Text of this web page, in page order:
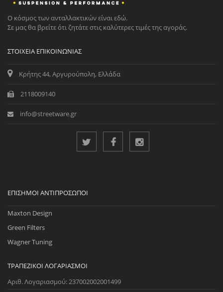
Ο κόσμος των ανταλλακτικών είναι εδώ.
Σε μας θα βρείτε ότι ζητάτε στις καλύτερες τιμές της αγοράς.
ΣΤΟΙΧΕΊΑ ΕΠΙΚΟΙΝΩΝΊΑΣ
Κρήτης 44, Αργυρούπολη, Ελλάδα
2118009140
info@streetware.gr
ΕΠΊΣΗΜΟΙ ΑΝΤΙΠΡΌΣΩΠΟΙ
Maxton Design
Green Filters
Wagner Tuning
ΤΡΑΠΕΖΙΚΟΊ ΛΟΓΑΡΙΑΣΜΟΊ
Αριθ. Λογαριασμού: 237002002001499